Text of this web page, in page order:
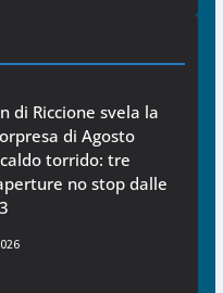
di Riccione svela la
di Agosto
torrido: tre
no stop dalle